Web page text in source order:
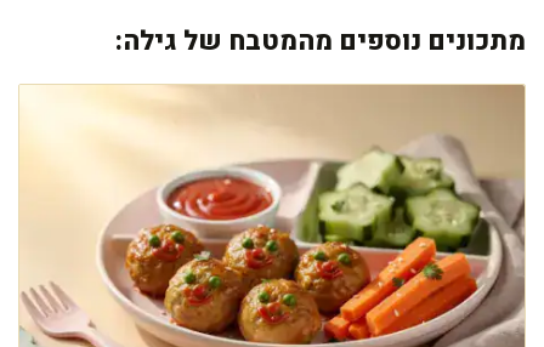
מתכונים נוספים מהמטבח של גילה: